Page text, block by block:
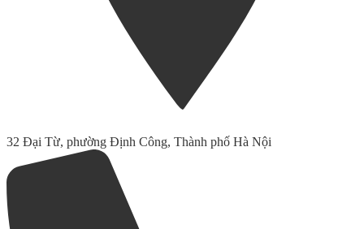
32 Đại Từ, phường Định Công, Thành phố Hà Nội